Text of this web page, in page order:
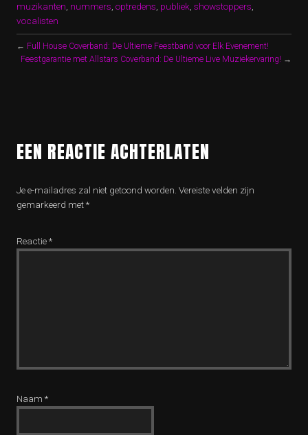
muzikanten nummers optredens publiek showstoppers
vocalisten
← Full House Coverband: De Ultieme Feestband voor Elk Evenement!
Feestgarantie met Allstars Coverband: De Ultieme Live Muziekervaring! →
EEN REACTIE ACHTERLATEN
Je e-mailadres zal niet getoond worden. Vereiste velden zijn
gemarkeerd met*
Reactie*
Naam *